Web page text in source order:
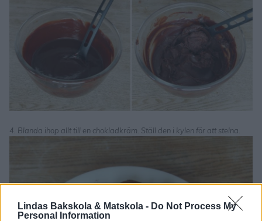
Lindas Bakskola & Matskola - Do Not Process My
Personal Information
4. Blanda ihop allt till en chokladkräm. Ställ den i kylen för att stelna.